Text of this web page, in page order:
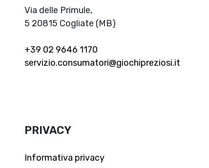
Via delle Primule,
5 20815 Cogliate (MB)
+39 02 9646 1170
servizio.consumatori@giochipreziosi.it
PRIVACY
Informativa privacy